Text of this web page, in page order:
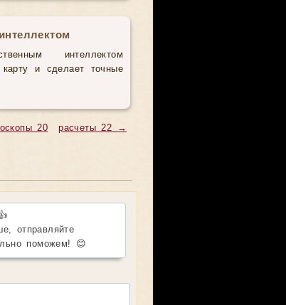
интеллектом
и сделает точные
расчеты 22 →
20
отправляйте
поможем! 😊